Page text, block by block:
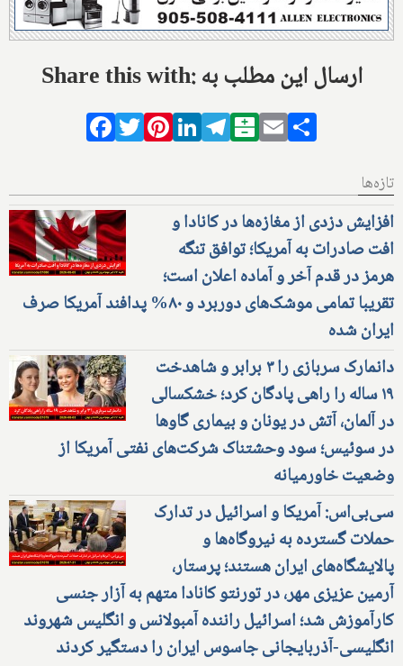
Share this with: ارسال این مطلب به
Facebook
TwitterPinterestLinkedIn
Telegram
Balatarin
Email
تازه‌ها
افزایش دزدی از مغازه‌ها در کانادا و
افت صادرات به آمریکا؛ توافق تنگه
هرمز در قدم آخر و آماده اعلان است؛
تقریبا تمامی موشک‌های دوربرد و ۸۰% پدافند آمریکا صرف
ایران شده
دانمارک سربازی را ۳ برابر و شاهدخت
۱۹ ساله را راهی پادگان کرد؛ خشکسالی
در آلمان، آتش در یونان و بیماری گاوها
در سوئیس؛ سود وحشتناک شرکت‌های نفتی آمریکا از
وضعیت خاورمیانه
سی‌بی‌اس: آمریکا و اسرائیل در تدارک
حملات گسترده به نیروگاه‌ها و
پالایشگاه‌های ایران هستند؛ پرستار،
آرمین عزیزی مهر، در تورنتو کانادا متهم به آزار جنسی
کارآموزش شد؛ اسرائیل راننده آمبولانس و انگلیس شهروند
انگلیسی-آذربایجانی جاسوس ایران را دستگیر کردند